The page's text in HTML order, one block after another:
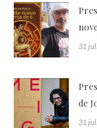
31
de
31